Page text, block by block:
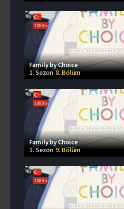
1080p
Family by Choice
1. Sezon8. Bölüm
1080p
Family by Choice
1. Sezon9. Bölüm
1080p